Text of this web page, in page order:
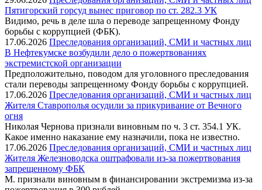
Пятигорский горсуд вынес приговор по ст. 282.3 УК
Видимо, речь в деле шла о переводе запрещенному Фонду
борьбы с коррупцией (ФБК).
17.06.2026 Преследования организаций, СМИ и частных лиц
В Нефтекумске возбудили дело о пожертвованиях
экстремистской организации
Предположительно, поводом для уголовного преследования
стали переводы запрещенному Фонду борьбы с коррупцией.
17.06.2026 Преследования организаций, СМИ и частных лиц
Жителя Ставрополья осудили за прикуривание от Вечного
огня
Николая Чернова признали виновным по ч. 3 ст. 354.1 УК.
Какое именно наказание ему назначили, пока не известно.
17.06.2026 Преследования организаций, СМИ и частных лиц
Жителя Железноводска оштрафовали из-за пожертвования
запрещенному ФБК
М. признали виновным в финансировании экстремизма из-за